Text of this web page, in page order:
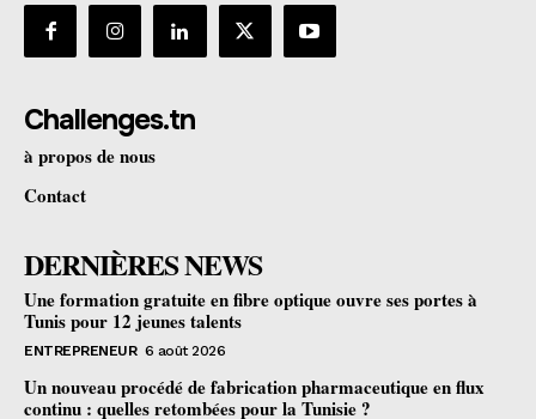
Challenges.tn
à propos de nous
Contact
DERNIÈRES NEWS
Une formation gratuite en fibre optique ouvre ses portes à
Tunis pour 12 jeunes talents
ENTREPRENEUR 6 août 2026
Un nouveau procédé de fabrication pharmaceutique en flux
continu : quelles retombées pour la Tunisie ?